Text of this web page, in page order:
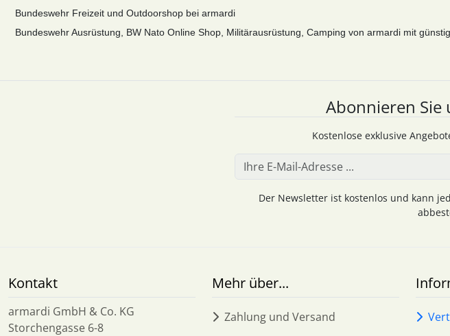
Bundeswehr Freizeit und Outdoorshop bei armardi
Bundeswehr Ausrüstung, BW Nato Online Shop, Militärausrüstung, Camping von armardi mit
Abonnieren
Kostenlose exklusive
Der Newsletter ist kostenlos und kann
Kontakt
armardi GmbH & Co. KG
Storchengasse 6-8
Mehr über...
Zahlung und Versand